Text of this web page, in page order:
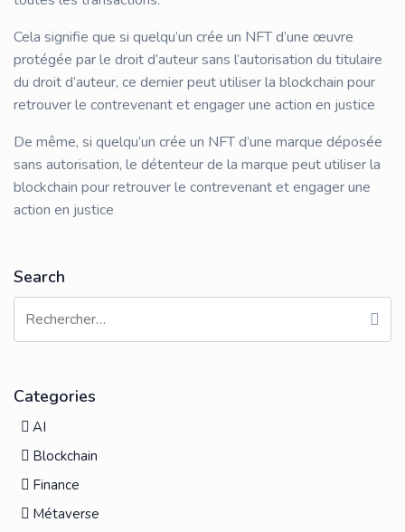
Cela signifie que si quelqu’un crée un NFT d’une œuvre
protégée par le droit d’auteur sans l’autorisation du titulaire
du droit d’auteur, ce dernier peut utiliser la blockchain pour
retrouver le contrevenant et engager une action en justice
De même, si quelqu’un crée un NFT d’une marque déposée
sans autorisation, le détenteur de la marque peut utiliser la
blockchain pour retrouver le contrevenant et engager une
action en justice
Search
Categories
AI
Blockchain
Finance
Métaverse